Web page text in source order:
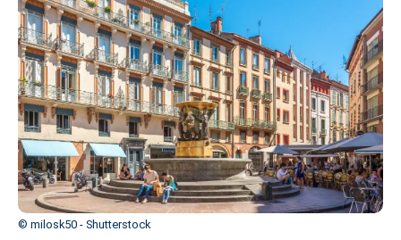
© milosk50 - Shutterstock